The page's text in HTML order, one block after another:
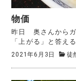
物価
昨日 奥さんからガ
「上がる」と答え
2021年6月3日 徒